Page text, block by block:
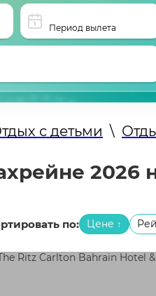
Период вылета
с детьми \
2026
по: Цене ↑